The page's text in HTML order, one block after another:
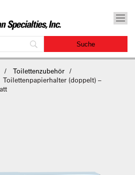
Toilettenzubehör
Toilettenpapierhalter (doppelt) –